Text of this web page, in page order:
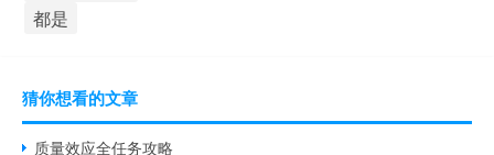
都是
猜你想看的文章
质量效应全任务攻略